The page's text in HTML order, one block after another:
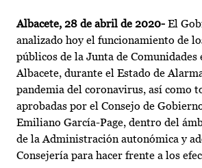
Albacete, 28 de abril de 2020- El
analizado hoy el funcionamiento de
públicos de la Junta de
Albacete, durante el Estado de
pandemia del coronavirus, así como
aprobadas por el Consejo de
Emiliano García-Page, dentro del
de la Administración autonómica y
Consejería para hacer frente a los